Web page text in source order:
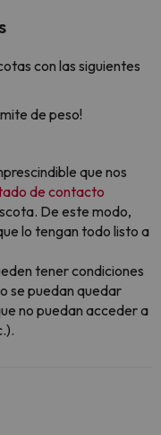
con las siguientes
de peso!
que nos
de contacto
De este modo,
lo tengan todo listo a
tener condiciones
se puedan quedar
no puedan acceder a